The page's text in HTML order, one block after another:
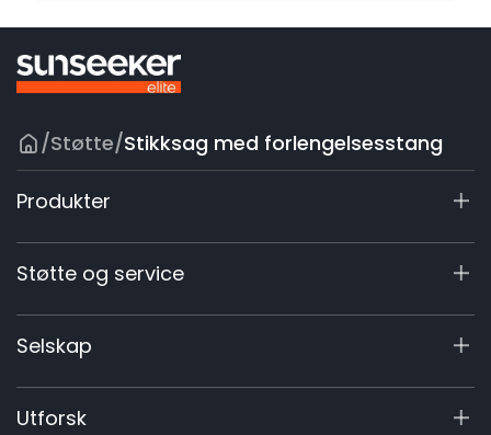
/Støtte/Stikksag med forlengelsesstang
Produkter
X7 / X7 Plus Gen 2
X5 Gen 2
X5 Gen 2
60V Kommersiell
Tilbehør
Støtte og service
Støttesenter
Garantiregistrering
Produktforespørsel
Manualer og Videoer
Selskap
Om oss
Elite Lab
Utforsk